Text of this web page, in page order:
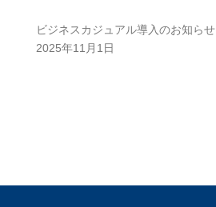
ビジネスカジュアル導入のお知らせ
2025年11月1日